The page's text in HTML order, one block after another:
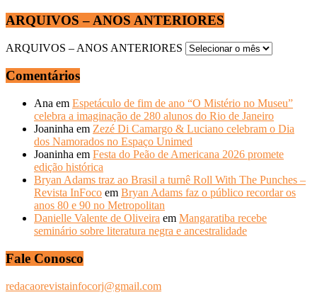
ARQUIVOS – ANOS ANTERIORES
ARQUIVOS – ANOS ANTERIORES
Comentários
Ana em Espetáculo de fim de ano “O Mistério no Museu”
celebra a imaginação de 280 alunos do Rio de Janeiro
Joaninha em Zezé Di Camargo & Luciano celebram o Dia
dos Namorados no Espaço Unimed
Joaninha em Festa do Peão de Americana 2026 promete
edição histórica
Bryan Adams traz ao Brasil a turnê Roll With The Punches –
Revista InFoco em Bryan Adams faz o público recordar os
anos 80 e 90 no Metropolitan
Danielle Valente de Oliveira em Mangaratiba recebe
seminário sobre literatura negra e ancestralidade
Fale Conosco
redacaorevistainfocorj@gmail.com